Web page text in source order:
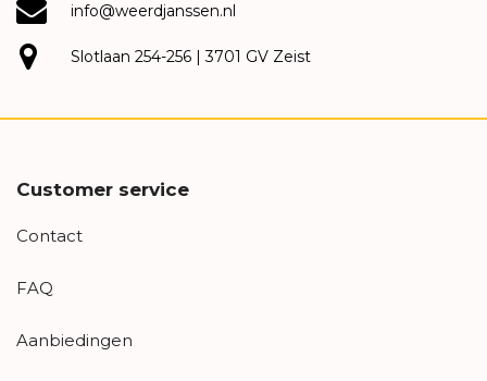
info@weerdjanssen.nl
Slotlaan 254-256 | 3701 GV Zeist
Customer service
Contact
FAQ
Aanbiedingen